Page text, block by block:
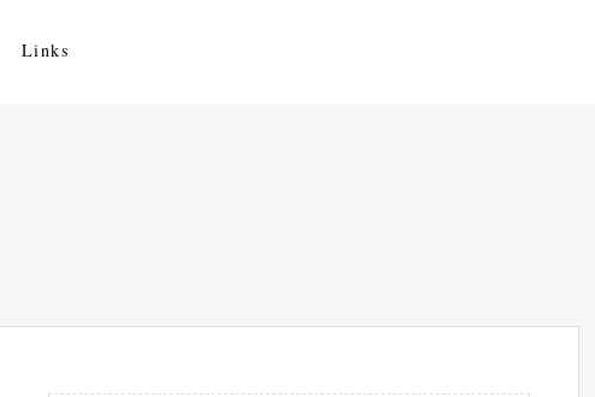
Links